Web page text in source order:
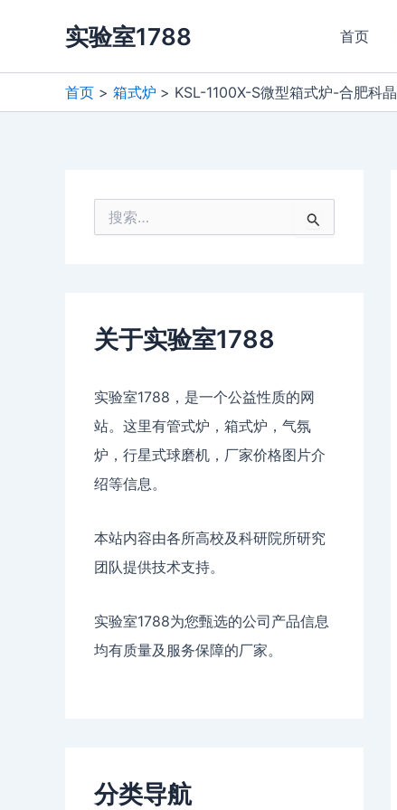
实验室1788 首页
首页 箱式炉 KSL-1100X-S微型箱式炉-合肥科晶
关于实验室1788
实验室1788，是一个公益性质的网
站。这里有管式炉，箱式炉，气氛
炉，行星式球磨机，厂家价格图片介
绍等信息。
本站内容由各所高校及科研院所研究
团队提供技术支持。
实验室1788为您甄选的公司产品信息
均有质量及服务保障的厂家。
分类导航